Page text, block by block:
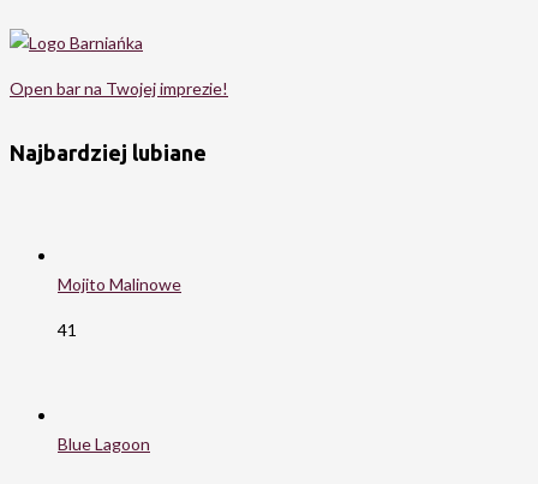
Open bar na Twojej imprezie!
Najbardziej lubiane
Mojito Malinowe
41
Blue Lagoon